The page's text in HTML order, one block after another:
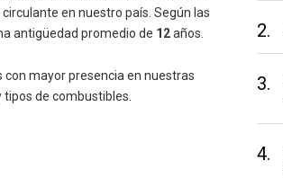
en nuestro país. Según las
antigüedad promedio de 12años.
con mayor presencia en nuestras
de combustibles.
2.
3.
4.